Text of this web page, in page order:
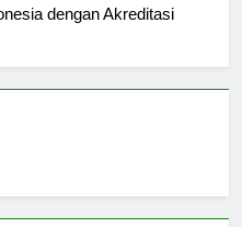
dengan Akreditasi